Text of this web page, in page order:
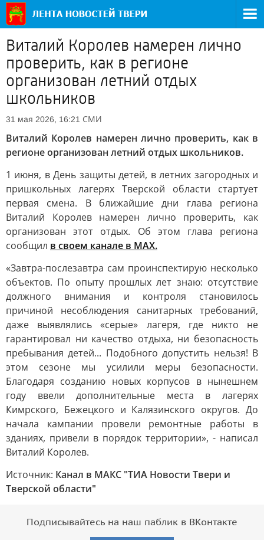
Виталий Королев намерен лично
проверить, как в регионе
организован летний отдых
школьников
31 мая 2026, 16:21 СМИ
Виталий Королев намерен лично проверить, как в
регионе организован летний отдых школьников.
1 июня, в День защиты детей, в летних загородных и
пришкольных лагерях Тверской области стартует
первая смена. В ближайшие дни глава региона
Виталий Королев намерен лично проверить, как
организован этот отдых. Об этом глава региона
сообщил в своем канале в MAX.
«Завтра-послезавтра сам проинспектирую несколько
объектов. По опыту прошлых лет знаю: отсутствие
должного внимания и контроля становилось
причиной несоблюдения санитарных требований,
даже выявлялись «серые» лагеря, где никто не
гарантировал ни качество отдыха, ни безопасность
пребывания детей... Подобного допустить нельзя! В
этом сезоне мы усилили меры безопасности.
Благодаря созданию новых корпусов в нынешнем
году ввели дополнительные места в лагерях
Кимрского, Бежецкого и Калязинского округов. До
начала кампании провели ремонтные работы в
зданиях, привели в порядок территории», - написал
Виталий Королев.
Источник: Канал в МАКС "ТИА Новости Твери и
Тверской области"
Подписывайтесь на наш паблик в ВКонтакте